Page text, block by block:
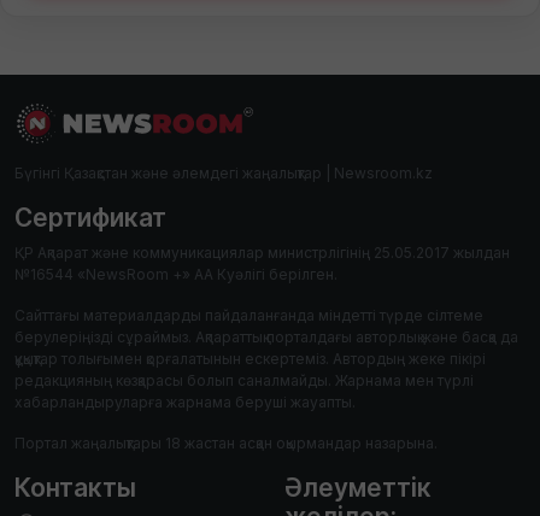
Бүгінгі Қазақстан және әлемдегі жаңалықтар | Newsroom.kz
Сертификат
ҚР Ақпарат және коммуникациялар министрлігінің 25.05.2017 жылдан
№16544 «NewsRoom +» АА Куәлігі берілген.
Сайттағы материалдарды пайдаланғанда міндетті түрде сілтеме
берулеріңізді сұраймыз. Ақпараттық порталдағы авторлық және басқа да
құқықтар толығымен қорғалатынын ескертеміз. Автордың жеке пікірі
редакцияның көзқарасы болып саналмайды. Жарнама мен түрлі
хабарландыруларға жарнама беруші жауапты.
Портал жаңалықтары 18 жастан асқан оқырмандар назарына.
Контакты
Әлеуметтік